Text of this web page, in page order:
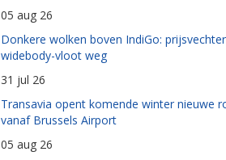
05 aug 26
Donkere wolken boven IndiGo:
widebody-vloot weg
31 jul 26
Transavia opent komende winter nieuwe
vanaf Brussels Airport
05 aug 26